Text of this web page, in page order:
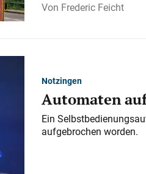
Frederic Feicht
Notzingen
Automaten
Ein
aufgebrochen worden.